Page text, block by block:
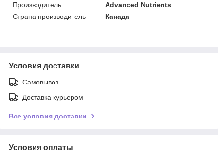
Производитель
Advanced Nutrients
Страна производитель
Канада
Условия доставки
Самовывоз
Доставка курьером
Все условия доставки
Условия оплаты